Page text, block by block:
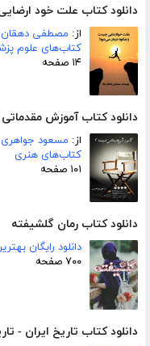
دانلود کتاب علت خود
از: مصطفی دهقان
کتاب‌های علوم
۱۴ صفحه
دانلود کتاب آموزش
از: مسعود جواهری
کتاب‌های هنری
۱۰۱ صفحه
دانلود کتاب رمان گلشیفته
دانلود رایگان
۷۰۰ صفحه
دانلود کتاب تاریخ ایران -